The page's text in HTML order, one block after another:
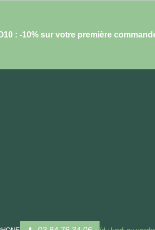
: -10% sur votre première